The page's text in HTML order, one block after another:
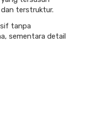
terstruktur.
tanpa
sementara detail